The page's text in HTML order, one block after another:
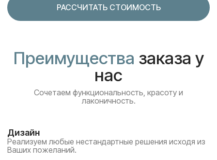
РАССЧИТАТЬ СТОИМОСТЬ
Преимущества заказа у
нас
Сочетаем функциональность, красоту и
лаконичность.
Дизайн
Реализуем любые нестандартные решения исходя из
Ваших пожеланий.